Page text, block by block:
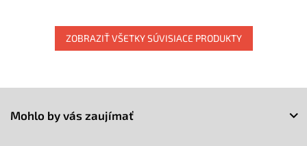
ZOBRAZIŤ VŠETKY SÚVISIACE PRODUKTY
Mohlo by vás zaujímať